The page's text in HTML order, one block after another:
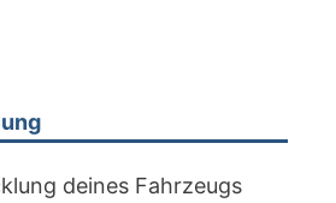
deines Fahrzeugs